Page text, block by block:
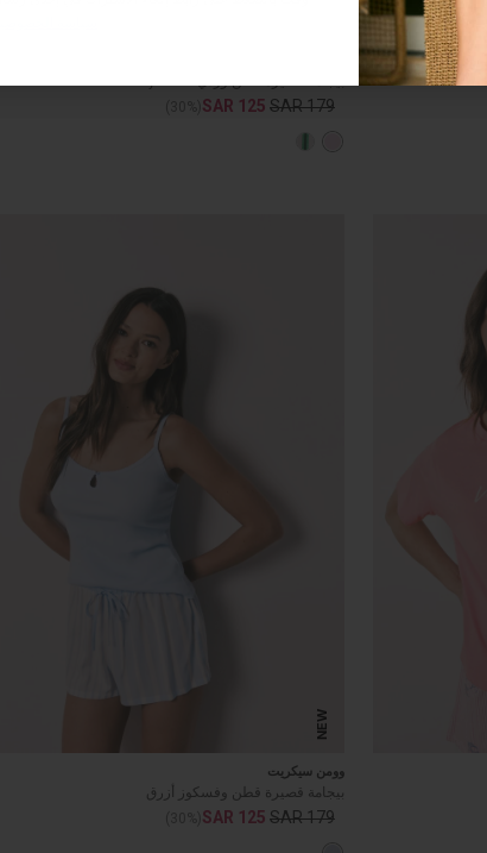
SAR 179
SAR 125
NEW
وومن سيكريت
بيجامة قصيرة قطن وفسكوز أزرق
SAR 179
SAR 125